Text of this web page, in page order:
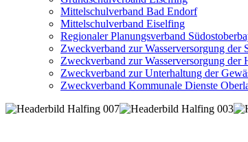
Mittelschulverband Bad Endorf
Mittelschulverband Eiselfing
Regionaler Planungsverband
Zweckverband zur Wasserversorgung der
Zweckverband zur Wasserversorgung der
Zweckverband zur Unterhaltung der
Zweckverband Kommunale Dienste